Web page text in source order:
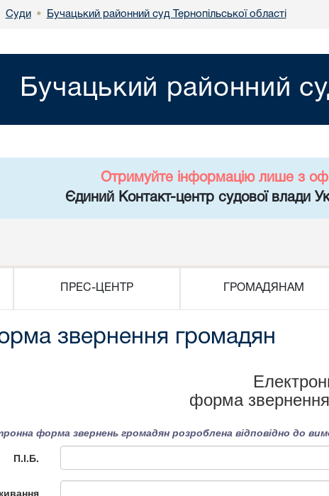
Суди • Бучацький районний суд Тернопільської області
Бучацький районний
Отримуйте інформацію лише з
Єдиний Контакт-центр судової влади
ПРЕС-ЦЕНТР ГРОМАДЯНАМ
звернення громадян